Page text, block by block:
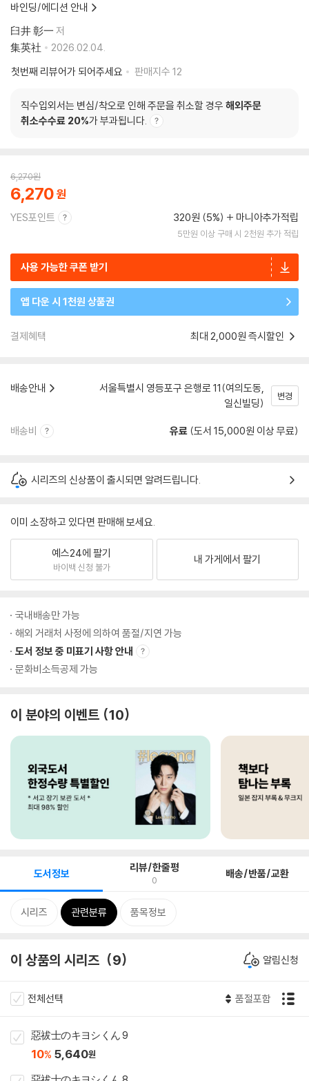
바인딩/에디션 안내
臼井 彰一 저
集英社
2026.02.04.
첫번째 리뷰어가 되어주세요
판매지수 12
직수입외서는 변심/착오로 인해 주문을 취소할 경우 해외주문
취소수수료 20%가 부과됩니다.
6,270원
6,270
YES포인트 320원 (5%) 마니아추가적립
5만원 이상 구매 시 2천원 추가 적립
사용 가능한 쿠폰 받기
앱 다운 시 1천원 상품권
결제혜택 최대 2,000원 즉시할인
배송안내
서울특별시 영등포구 은행로 11(여의도동,
일신빌딩)
변경
배송비 유료 (도서 15,000원 이상 무료)
시리즈의 신상품이 출시되면 알려드립니다.
이미 소장하고 있다면 판매해 보세요.
예스24에 팔기
바이백 신청 불가
내 가게에서 팔기
국내배송만 가능
해외 거래처 사정에 의하여 품절/지연 가능
도서 정보 중 미표기 사항 안내
문화비소득공제 가능
이 분야의 이벤트 10
도서정보 리뷰/한줄평
0 배송/반품/교환
시리즈 관련분류 품목정보
이 상품의 시리즈 9 알림신청
전체선택 품절포함
惡祓士のキヨシくん 9
10% 5,640원